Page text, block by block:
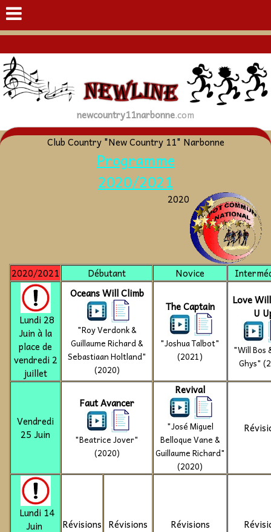
newcountry11narbonne.com
Club Country "New Country 11" Narbonne
Programme
2020/2021
2020
2020/2021 Débutant Novice
Lundi 28
Juin à la
place de
vendredi 2
juillet
Oceans Will Climb
"Roy Verdonk &
Guillaume Richard &
Sebastiaan Holtland"
(2020)
The Captain
"Joshua Talbot"
(2021)
Love
U
"Will Bos
Ghys"
Vendredi
25 Juin
Faut Avancer
"Beatrice Jover"
(2020)
Revival
"José Miguel
Belloque Vane &
Guillaume Richard"
(2020)
Lundi 14
Juin
Révisions Révisions Révisions